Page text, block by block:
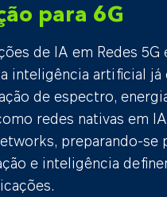
para 6G
de IA em Redes 5G
inteligência artificial já
de espectro,
redes nativas em
preparando-se
e inteligência